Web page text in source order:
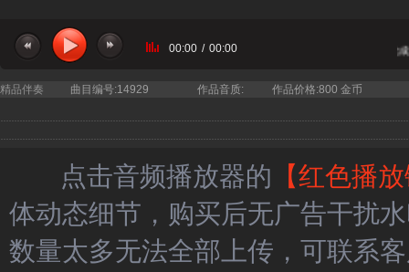
当前曲目：庆祝中国共产党成
00:00 / 00:00
精品伴奏 曲目编号:14929 作品音质: 作品价格:800 金币
点击音频播放器的 【红色播
体动态细节，购买后无广告干扰
数量太多无法全部上传，可联系